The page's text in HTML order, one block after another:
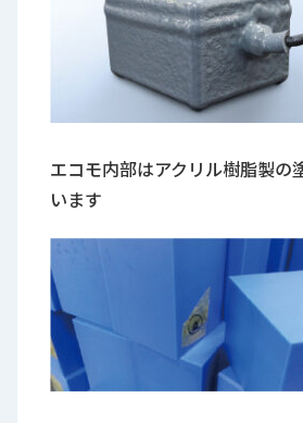
エコモ内部はアクリル樹脂製の
います